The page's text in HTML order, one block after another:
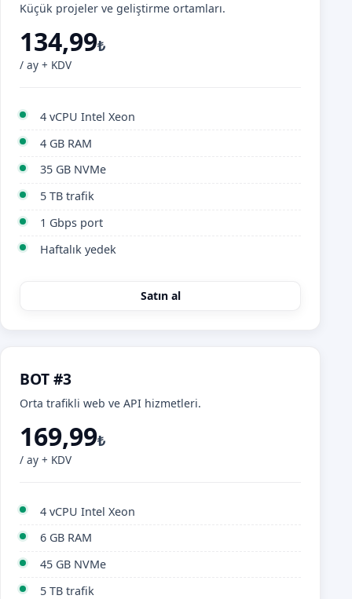
Küçük projeler ve geliştirme ortamları.
134,99₺
/ ay + KDV
4 vCPU Intel Xeon
4 GB RAM
35 GB NVMe
5 TB trafik
1 Gbps port
Haftalık yedek
Satın al
BOT #3
Orta trafikli web ve API hizmetleri.
169,99₺
/ ay + KDV
4 vCPU Intel Xeon
6 GB RAM
45 GB NVMe
5 TB trafik